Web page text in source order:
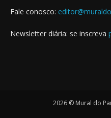
Fale conosco:
Newsletter diária: se inscreva
2026 © Mural do